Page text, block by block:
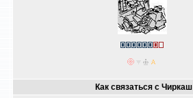
Как связаться с Чиркаш